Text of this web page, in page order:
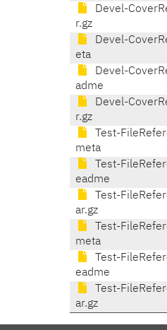
Devel-
r.gz
Devel-
eta
Devel-
adme
Devel-
r.gz
Test-
meta
Test-
eadme
Test-
ar.gz
Test-
meta
Test-
eadme
Test-
ar.gz